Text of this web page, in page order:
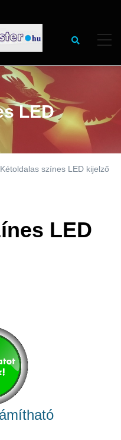
LED
Kétoldalas színes LED kijelző
LED